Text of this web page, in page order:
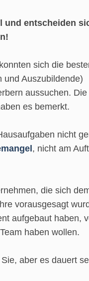
und entscheiden
sich die
und Auszubildende)
aussuchen. Die
es bemerkt.
nicht
, nicht am
die sich
vorausgesagt
aufgebaut haben,
haben wollen.
aber es dauert